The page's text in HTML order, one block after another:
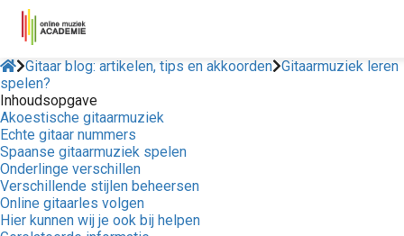
Gitaar blog: artikelen, tips en akkoorden Gitaarmuziek leren
spelen?
Inhoudsopgave
Akoestische gitaarmuziek
Echte gitaar nummers
Spaanse gitaarmuziek spelen
Onderlinge verschillen
Verschillende stijlen beheersen
Online gitaarles volgen
Hier kunnen wij je ook bij helpen